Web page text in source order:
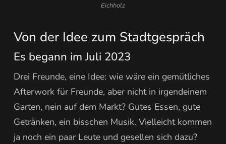
Eichholz
Von der Idee zum Stadtgespräch
Es begann im Juli 2023
Drei Freunde, eine Idee: wie wäre ein gemütliches
Afterwork für Freunde, aber nicht in irgendeinem
Garten, nein auf dem Markt? Gutes Essen, gute
Getränken, ein bisschen Musik. Vielleicht kommen
ja noch ein paar Leute und gesellen sich dazu?